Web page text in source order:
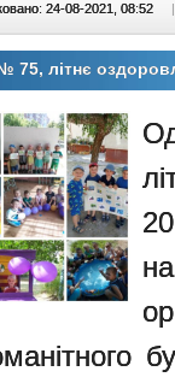
24-08-2021, 08:52 |
75, літнє